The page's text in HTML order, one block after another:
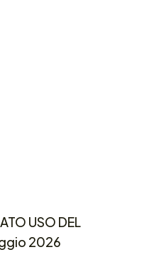
USO DEL
2026